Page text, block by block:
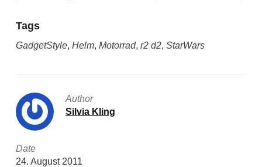
Tags
GadgetStyle, Helm, Motorrad, r2 d2, StarWars
Author
Silvia Kling
Date
24. August 2011